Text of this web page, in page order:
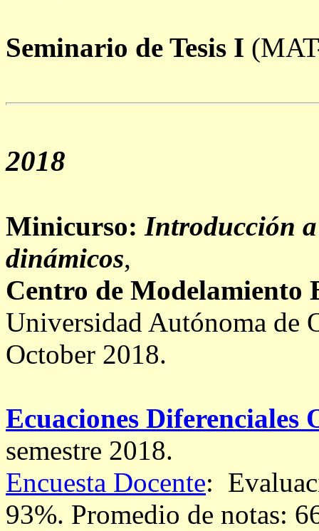
Seminario de Tesis I
2018
Minicurso: Introducción
dinámicos,
Centro de
Universidad Autónoma de
October 2018.
Ecuaciones Diferenciales
semestre 2018.
Encuesta Docente:
93%. Promedio de notas: